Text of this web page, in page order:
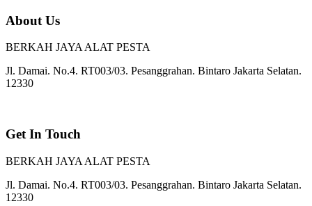
About Us
BERKAH JAYA ALAT PESTA
Jl. Damai. No.4. RT003/03. Pesanggrahan. Bintaro Jakarta Selatan.
12330
Get In Touch
BERKAH JAYA ALAT PESTA
Jl. Damai. No.4. RT003/03. Pesanggrahan. Bintaro Jakarta Selatan.
12330